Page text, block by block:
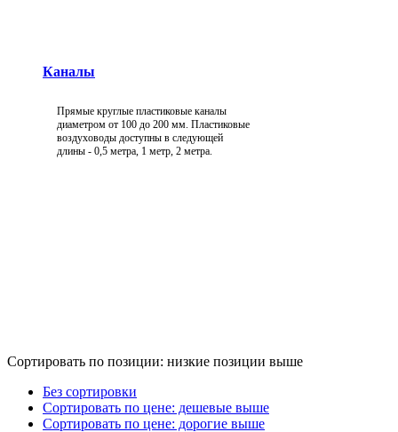
Каналы
Прямые круглые пластиковые каналы
диаметром от 100 до 200 мм. Пластиковые
воздуховоды доступны в следующей
длины - 0,5 метра, 1 метр, 2 метра.
Сортировать по позиции: низкие позиции выше
Без сортировки
Сортировать по цене: дешевые выше
Сортировать по цене: дорогие выше